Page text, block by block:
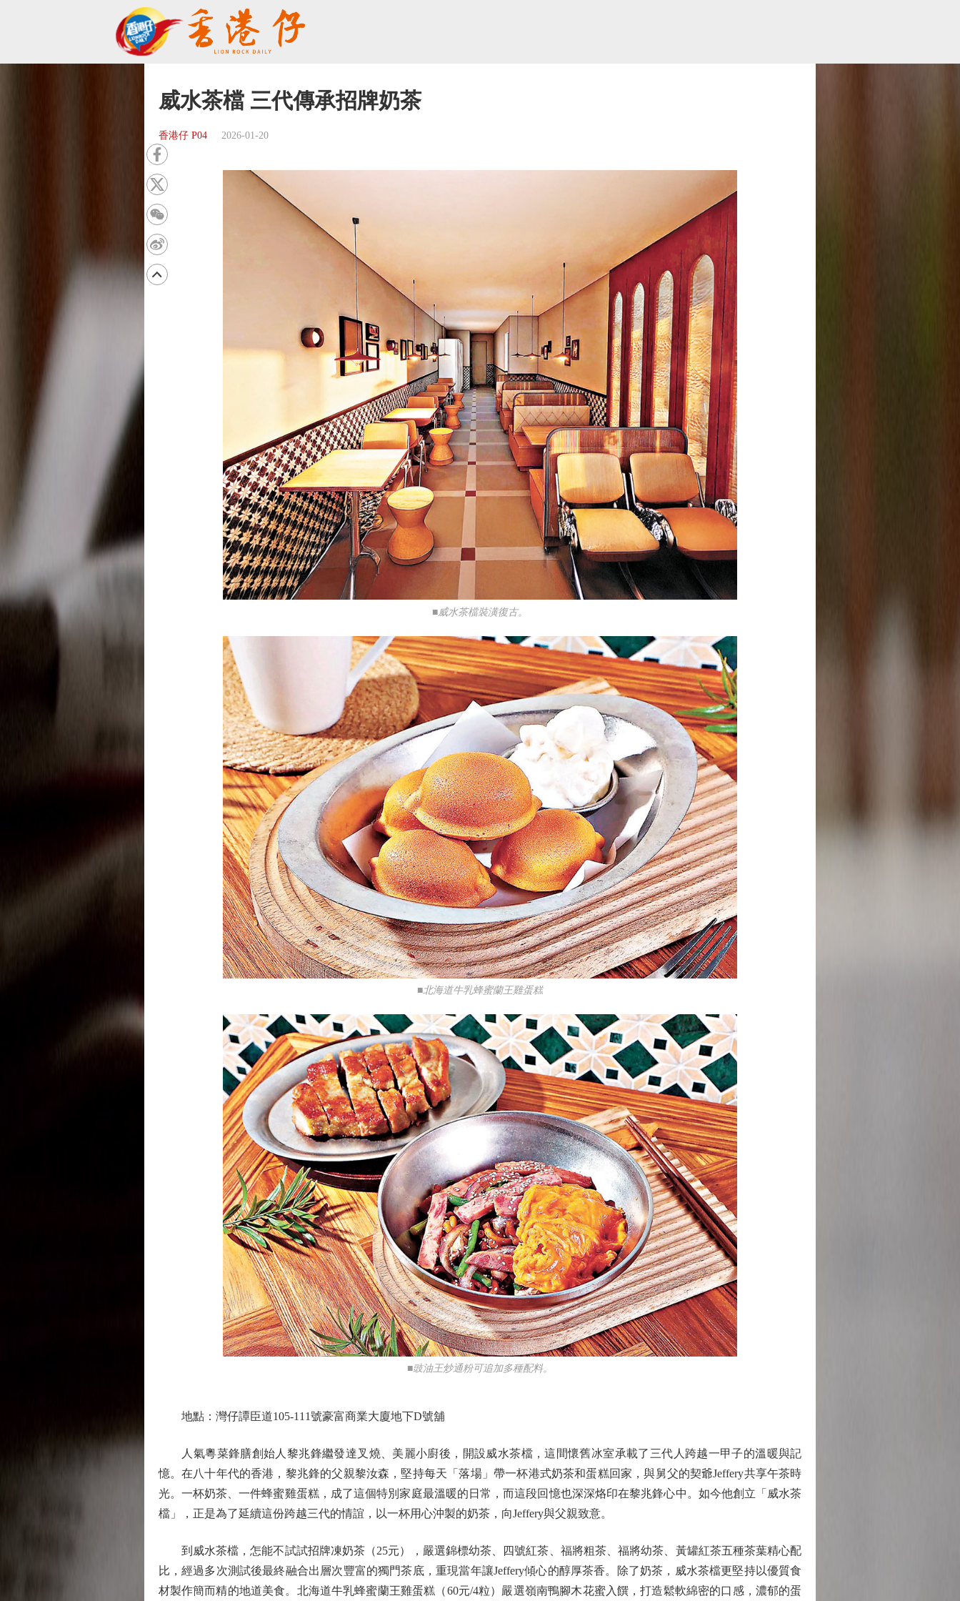
威水茶檔 三代傳承招牌奶茶
香港仔 P04 2026-01-20
■威水茶檔裝潢復古。
■北海道牛乳蜂蜜蘭王雞蛋糕
■豉油王炒通粉可追加多種配料。
地點：灣仔譚臣道105-111號豪富商業大廈地下D號舖
人氣粵菜鋒膳創始人黎兆鋒繼發達叉燒、美麗小廚後，開設威水茶檔，這間懷舊冰室承載了三代人跨越一甲子的溫暖與記
憶。在八十年代的香港，黎兆鋒的父親黎汝森，堅持每天「落場」帶一杯港式奶茶和蛋糕回家，與舅父的契爺Jeffery共享午茶時
光。一杯奶茶、一件蜂蜜雞蛋糕，成了這個特別家庭最溫暖的日常，而這段回憶也深深烙印在黎兆鋒心中。如今他創立「威水茶
檔」，正是為了延續這份跨越三代的情誼，以一杯用心沖製的奶茶，向Jeffery與父親致意。
到威水茶檔，怎能不試試招牌凍奶茶（25元），嚴選錦標幼茶、四號紅茶、福將粗茶、福將幼茶、黃罐紅茶五種茶葉精心配
比，經過多次測試後最終融合出層次豐富的獨門茶底，重現當年讓Jeffery傾心的醇厚茶香。除了奶茶，威水茶檔更堅持以優質食
材製作簡而精的地道美食。北海道牛乳蜂蜜蘭王雞蛋糕（60元/4粒）嚴選嶺南鴨腳木花蜜入饌，打造鬆軟綿密的口感，濃郁的蛋